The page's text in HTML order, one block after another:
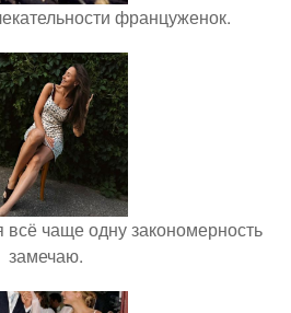
француженок.
чаще одну закономерность
замечаю.